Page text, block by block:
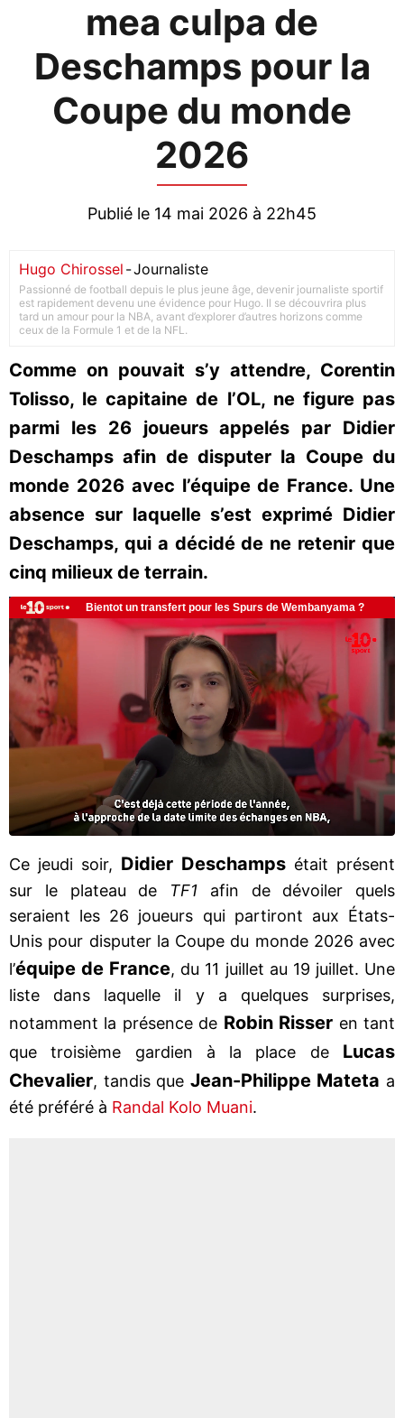
mea culpa de
Deschamps pour la
Coupe du monde
2026
Publié le 14 mai 2026 à 22h45
Hugo Chirossel -Journaliste
Passionné de football depuis le plus jeune âge, devenir journaliste sportif
est rapidement devenu une évidence pour Hugo. Il se découvrira plus
tard un amour pour la NBA, avant d’explorer d’autres horizons comme
ceux de la Formule 1 et de la NFL.
Comme on pouvait s’y attendre, Corentin
Tolisso, le capitaine de l’OL, ne figure pas
parmi les 26 joueurs appelés par Didier
Deschamps afin de disputer la Coupe du
monde 2026 avec l’équipe de France. Une
absence sur laquelle s’est exprimé Didier
Deschamps, qui a décidé de ne retenir que
cinq milieux de terrain.
Ce jeudi soir, Didier Deschamps était présent
sur le plateau de TF1 afin de dévoiler quels
seraient les 26 joueurs qui partiront aux États-
Unis pour disputer la Coupe du monde 2026 avec
l’équipe de France, du 11 juillet au 19 juillet. Une
liste dans laquelle il y a quelques surprises,
notamment la présence de Robin Risser en tant
que troisième gardien à la place de Lucas
Chevalier, tandis que Jean-Philippe Mateta a
été préféré à Randal Kolo Muani.